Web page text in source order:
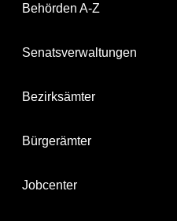
Behörden A-Z
Senatsverwaltungen
Bezirksämter
Bürgerämter
Jobcenter